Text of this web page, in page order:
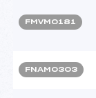
FMVM0181
FNAM0303